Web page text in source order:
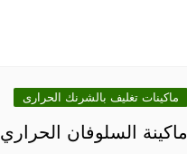
ماكينات تغليف بالشرنك الحرارى
ماكينة السلوفان الحراري